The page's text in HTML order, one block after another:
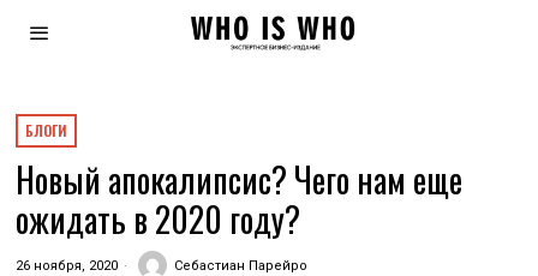
БЛОГИ
Новый апокалипсис? Чего нам еще
ожидать в 2020 году?
26 ноября, 2020 Себастиан Парейро